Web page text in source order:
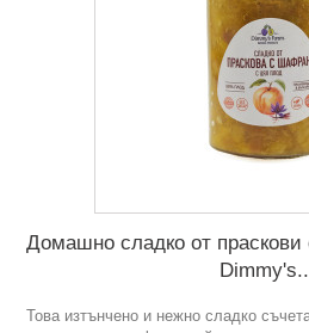
Домашно сладко от
Това изтънчено и нежно сладко